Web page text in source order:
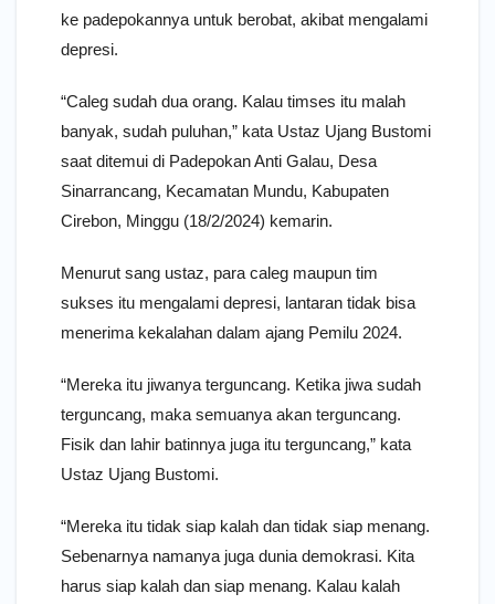
ke padepokannya untuk berobat, akibat mengalami
depresi.
“Caleg sudah dua orang. Kalau timses itu malah
banyak, sudah puluhan,” kata Ustaz Ujang Bustomi
saat ditemui di Padepokan Anti Galau, Desa
Sinarrancang, Kecamatan Mundu, Kabupaten
Cirebon, Minggu (18/2/2024) kemarin.
Menurut sang ustaz, para caleg maupun tim
sukses itu mengalami depresi, lantaran tidak bisa
menerima kekalahan dalam ajang Pemilu 2024.
“Mereka itu jiwanya terguncang. Ketika jiwa sudah
terguncang, maka semuanya akan terguncang.
Fisik dan lahir batinnya juga itu terguncang,” kata
Ustaz Ujang Bustomi.
“Mereka itu tidak siap kalah dan tidak siap menang.
Sebenarnya namanya juga dunia demokrasi. Kita
harus siap kalah dan siap menang. Kalau kalah